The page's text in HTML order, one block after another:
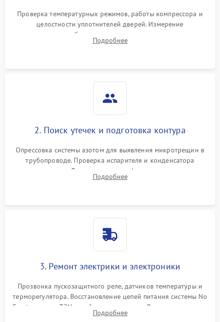
работе
2000 ₽ Подробнее →
1000 ₽
1800 ₽
Проверка температурных режимов, работы компрессора и
целостности уплотнителей дверей. Измерение
сопротивления обмоток мотора, проверка термостата и
считывание кодов ошибок с электронного дисплея.
Подробнее
2. Поиск утечек и подготовка контура
Опрессовка системы азотом для выявления микротрещин в
трубопроводе. Проверка испарителя и конденсатора
течеискателем. Демонтаж старого фильтра-осушителя и
продувка капиллярной трубки для устранения засоров.
Подробнее
3. Ремонт электрики и электроники
Прозвонка пускозащитного реле, датчиков температуры и
терморегулятора. Восстановление цепей питания системы No
Frost, включая ТЭН оттайки и вентилятор. Ремонт или замена
платы управления при сбоях алгоритмов.
Подробнее